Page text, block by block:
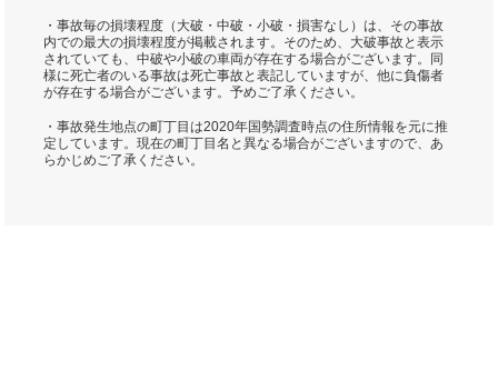
・事故毎の損壊程度（大破・中破・小破・損害なし）は、その事故
内での最大の損壊程度が掲載されます。そのため、大破事故と表示
されていても、中破や小破の車両が存在する場合がございます。同
様に死亡者のいる事故は死亡事故と表記していますが、他に負傷者
が存在する場合がございます。予めご了承ください。
・事故発生地点の町丁目は2020年国勢調査時点の住所情報を元に推
定しています。現在の町丁目名と異なる場合がございますので、あ
らかじめご了承ください。